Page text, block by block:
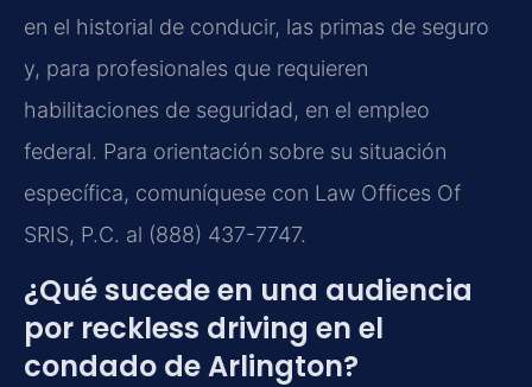
en el historial de conducir, las primas de seguro
y, para profesionales que requieren
habilitaciones de seguridad, en el empleo
federal. Para orientación sobre su situación
específica, comuníquese con Law Offices Of
SRIS, P.C. al (888) 437-7747.
¿Qué sucede en una audiencia
por reckless driving en el
condado de Arlington?